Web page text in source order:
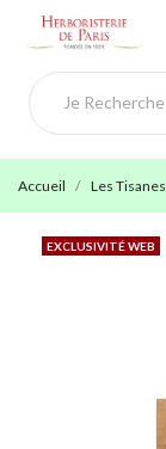
Accueil Les Tisanes
EXCLUSIVITÉ WEB